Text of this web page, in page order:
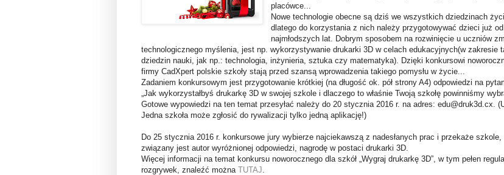
placówce...
Nowe technologie obecne są dziś we wszystkich dziedzinach
dlatego do korzystania z nich należy przygotowywać dzieci już od
najmłodszych lat. Dobrym sposobem na rozwinięcie u uczniów
technologicznego myślenia, jest np. wykorzystywanie drukarki 3D w celach edukacyjnych(w zakresie
dziedzin nauki, jak np.: technologia, inżynieria, sztuka czy matematyka). Dzięki konkursowi
firmy CadXpert polskie szkoły stają przed szansą wprowadzenia takiego pomysłu w życie...
Zadaniem konkursowym jest przygotowanie krótkiej (na długość ok. pół strony A4) odpowiedzi na
„Jak wykorzystałbyś drukarkę 3D w swojej szkole i dlaczego to właśnie Twoją szkołę powinniśmy
Gotowe wypowiedzi na ten temat przesyłać należy do 20 stycznia 2016 r. na adres: edu@druk3d.cx.
Jedna szkoła może zgłosić do rywalizacji tylko jedną aplikację!)
Do 25 stycznia 2016 r. konkursowe jury wybierze najciekawszą z nadesłanych prac i przekaże
związany jest autor wyróżnionej odpowiedzi, nagrodę w postaci drukarki 3D.
Więcej informacji na temat konkursu noworocznego dla szkół „Wygraj drukarkę 3D”, w tym pełen
rozgrywek, znaleźć można TUTAJ